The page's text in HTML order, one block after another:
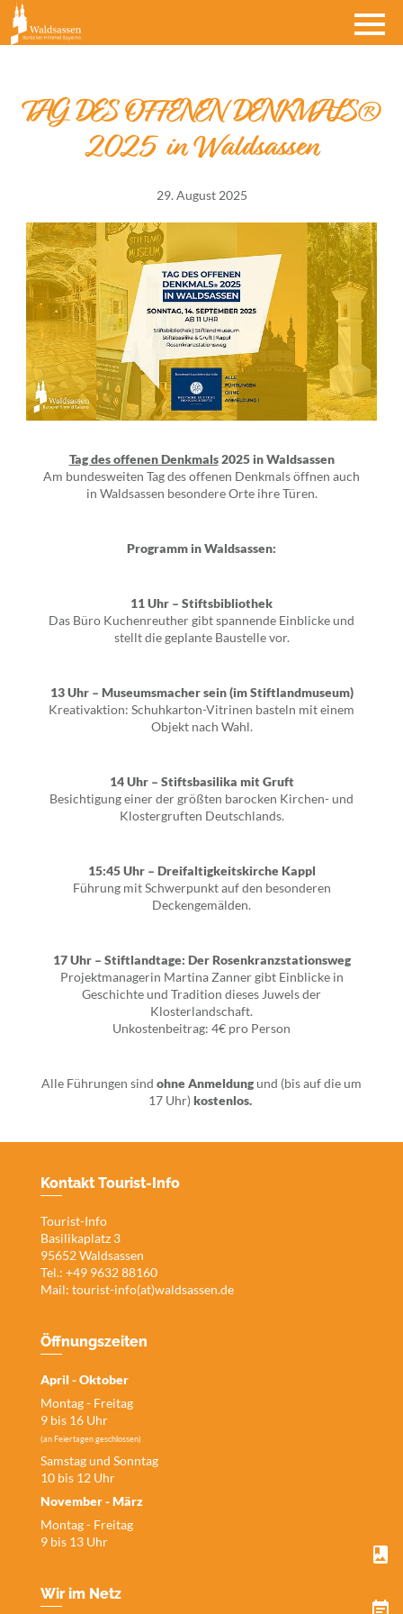
TAG DES OFFENEN DENKMALS®
2025 in Waldsassen
29. August 2025
Tag des offenen Denkmals2025 in Waldsassen
Am bundesweiten Tag des offenen Denkmals öffnen auch
in Waldsassen besondere Orte ihre Türen.
Programm in Waldsassen:
11 Uhr – Stiftsbibliothek
Das Büro Kuchenreuther gibt spannende Einblicke und
stellt die geplante Baustelle vor.
13 Uhr – Museumsmacher sein (im Stiftlandmuseum)
Kreativaktion: Schuhkarton-Vitrinen basteln mit einem
Objekt nach Wahl.
14 Uhr – Stiftsbasilika mit Gruft
Besichtigung einer der größten barocken Kirchen- und
Klostergruften Deutschlands.
15:45 Uhr – Dreifaltigkeitskirche Kappl
Führung mit Schwerpunkt auf den besonderen
Deckengemälden.
17 Uhr – Stiftlandtage: Der Rosenkranzstationsweg
Projektmanagerin Martina Zanner gibt Einblicke in
Geschichte und Tradition dieses Juwels der
Klosterlandschaft.
Unkostenbeitrag: 4€ pro Person
Alle Führungen sind ohne Anmeldungund (bis auf die um
17 Uhr)kostenlos.
Kontakt Tourist-Info
Tourist-Info
Basilikaplatz 3
95652 Waldsassen
Tel.: +49 9632 88160
Mail: tourist-info(at)waldsassen.de
Öffnungszeiten
April - Oktober
Montag - Freitag
9 bis 16 Uhr
(an Feiertagen geschlossen)
Samstag und Sonntag
10 bis 12 Uhr
November - März
Montag - Freitag
9 bis 13 Uhr
Wir im Netz